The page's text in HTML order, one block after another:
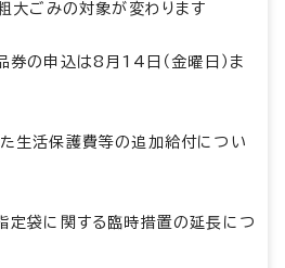
大ごみの対象が変わります
券の申込は8月14日（金曜日）ま
生活保護費等の追加給付につい
定袋に関する臨時措置の延長につ